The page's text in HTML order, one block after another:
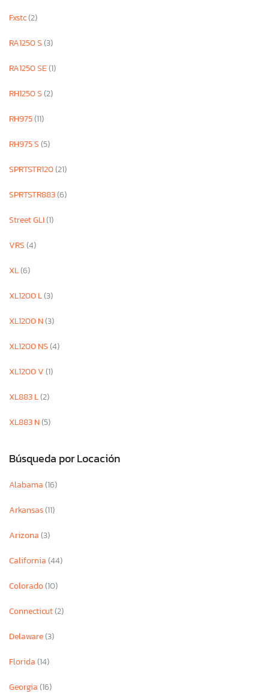
Fxstc(2)
RA1250 S(3)
RA1250 SE(1)
RH1250 S(2)
RH975(11)
RH975 S(5)
SPRTSTR120(21)
SPRTSTR883(6)
Street GLI(1)
VRS(4)
XL(6)
XL1200 L(3)
XL1200 N(3)
XL1200 NS(4)
XL1200 V(1)
XL883 L(2)
XL883 N(5)
Búsqueda por Locación
Alabama(16)
Arkansas(11)
Arizona(3)
California(44)
Colorado(10)
Connecticut(2)
Delaware(3)
Florida(14)
Georgia(16)